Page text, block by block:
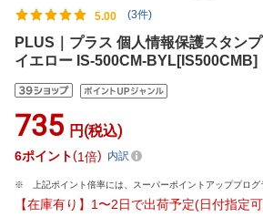
5.00 (3件)
PLUS｜プラス 個人情報保護スタン
イエロー IS-500CM-BYL[IS500CMB]
735 円(税込)
6ポイント 1倍 内訳
上記ポイント倍率には、スーパーポイントアッププログ
【在庫有り】1〜2日で出荷予定(日付指定